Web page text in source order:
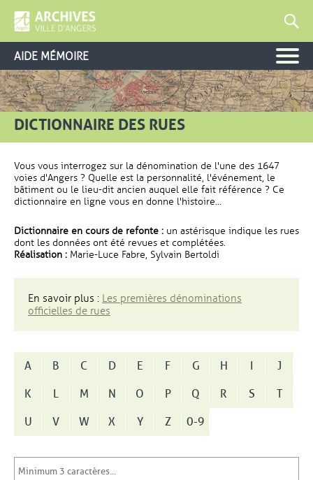
AIDE MÉMOIRE
DICTIONNAIRE DES RUES
Vous vous interrogez sur la dénomination de l'une des 1647
voies d'Angers ? Quelle est la personnalité, l'événement, le
bâtiment ou le lieu-dit ancien auquel elle fait référence ? Ce
dictionnaire en ligne vous en donne l'histoire...
Dictionnaire en cours de refonte : un astérisque indique les rues
dont les données ont été revues et complétées.
Réalisation : Marie-Luce Fabre, Sylvain Bertoldi
En savoir plus : Les premières dénominations
officielles de rues
A B C D E F G H I
J
K
L M N O P Q R S
T
U
V W X Y Z 0-9